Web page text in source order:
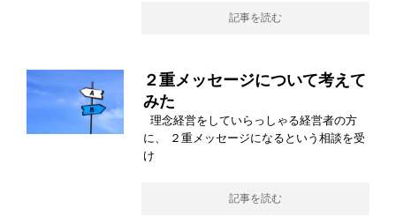
記事を読む
２重メッセージについて考えて
みた
理念経営をしていらっしゃる経営者の方
に、 ２重メッセージになるという相談を受
け
記事を読む